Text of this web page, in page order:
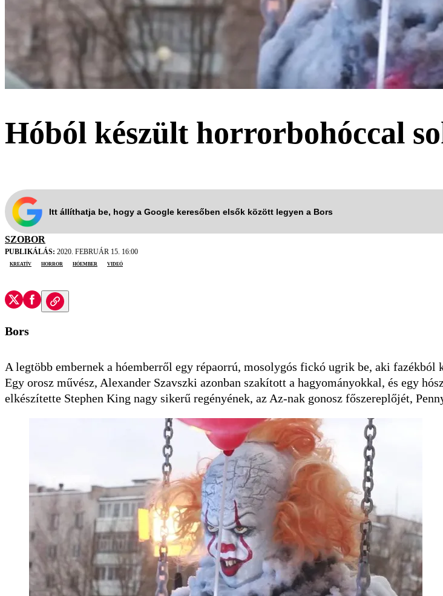
Hóból készült horrorbohóccal
Itt állíthatja be, hogy a Google keresőben elsők között legyen a Bors
SZOBOR
PUBLIKÁLÁS: 2020. FEBRUÁR 15. 16:00
kreatív
horror hóember videó
Bors
A legtöbb embernek a hóemberről egy répaorrú, mosolygós fickó ugrik be, aki fazékból
Egy orosz művész, Alexander Szavszki azonban szakított a hagyományokkal, és egy
elkészítette Stephen King nagy sikerű regényének, az Az-nak gonosz főszereplőjét,